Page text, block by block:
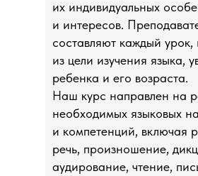
их индивидуальных
и интересов.
составляют каждый урок,
из цели изучения языка,
ребенка и его возраста.
Наш курс направлен на
необходимых языковых
и компетенций, включая
речь, произношение,
аудирование, чтение,